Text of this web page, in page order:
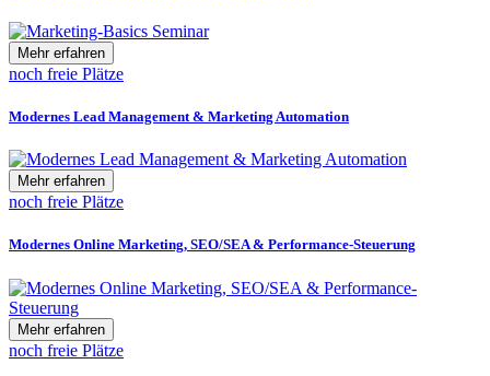
Mehr erfahren
noch freie Plätze
Modernes Lead Management & Marketing Automation
Mehr erfahren
noch freie Plätze
Modernes Online Marketing, SEO/SEA & Performance-Steuerung
Mehr erfahren
noch freie Plätze